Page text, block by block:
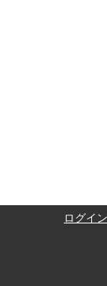
ログイ